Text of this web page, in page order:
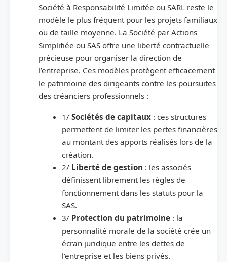
Société à Responsabilité Limitée ou SARL reste le
modèle le plus fréquent pour les projets familiaux
ou de taille moyenne. La Société par Actions
Simplifiée ou SAS offre une liberté contractuelle
précieuse pour organiser la direction de
l’entreprise. Ces modèles protègent efficacement
le patrimoine des dirigeants contre les poursuites
des créanciers professionnels :
1/ Sociétés de capitaux: ces structures
permettent de limiter les pertes financières
au montant des apports réalisés lors de la
création.
2/ Liberté de gestion : les associés
définissent librement les règles de
fonctionnement dans les statuts pour la
SAS.
3/ Protection du patrimoine: la
personnalité morale de la société crée un
écran juridique entre les dettes de
l’entreprise et les biens privés.